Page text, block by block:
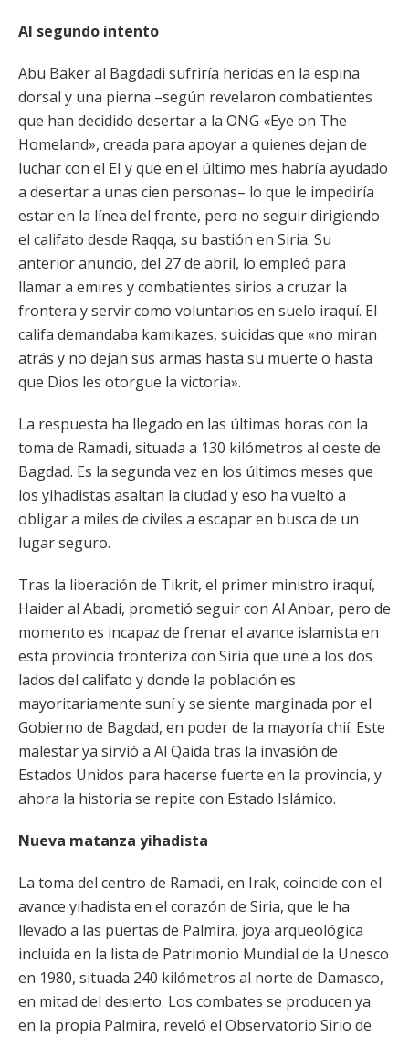
Al segundo intento
Abu Baker al Bagdadi sufriría heridas en la espina
dorsal y una pierna –según revelaron combatientes
que han decidido desertar a la ONG «Eye on The
Homeland», creada para apoyar a quienes dejan de
luchar con el EI y que en el último mes habría ayudado
a desertar a unas cien personas– lo que le impediría
estar en la línea del frente, pero no seguir dirigiendo
el califato desde Raqqa, su bastión en Siria. Su
anterior anuncio, del 27 de abril, lo empleó para
llamar a emires y combatientes sirios a cruzar la
frontera y servir como voluntarios en suelo iraquí. El
califa demandaba kamikazes, suicidas que «no miran
atrás y no dejan sus armas hasta su muerte o hasta
que Dios les otorgue la victoria».
La respuesta ha llegado en las últimas horas con la
toma de Ramadi, situada a 130 kilómetros al oeste de
Bagdad. Es la segunda vez en los últimos meses que
los yihadistas asaltan la ciudad y eso ha vuelto a
obligar a miles de civiles a escapar en busca de un
lugar seguro.
Tras la liberación de Tikrit, el primer ministro iraquí,
Haider al Abadi, prometió seguir con Al Anbar, pero de
momento es incapaz de frenar el avance islamista en
esta provincia fronteriza con Siria que une a los dos
lados del califato y donde la población es
mayoritariamente suní y se siente marginada por el
Gobierno de Bagdad, en poder de la mayoría chií. Este
malestar ya sirvió a Al Qaida tras la invasión de
Estados Unidos para hacerse fuerte en la provincia, y
ahora la historia se repite con Estado Islámico.
Nueva matanza yihadista
La toma del centro de Ramadi, en Irak, coincide con el
avance yihadista en el corazón de Siria, que le ha
llevado a las puertas de Palmira, joya arqueológica
incluida en la lista de Patrimonio Mundial de la Unesco
en 1980, situada 240 kilómetros al norte de Damasco,
en mitad del desierto. Los combates se producen ya
en la propia Palmira, reveló el Observatorio Sirio de